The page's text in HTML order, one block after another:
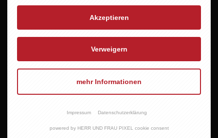
Newsletter abonnieren
Öffnungszeiten
Öffnungszeiten Haren
Akzeptieren
Verweigern
mehr Informationen
Impressum Datenschutzerklärung
powered by HERR UND FRAU PIXEL cookie consent